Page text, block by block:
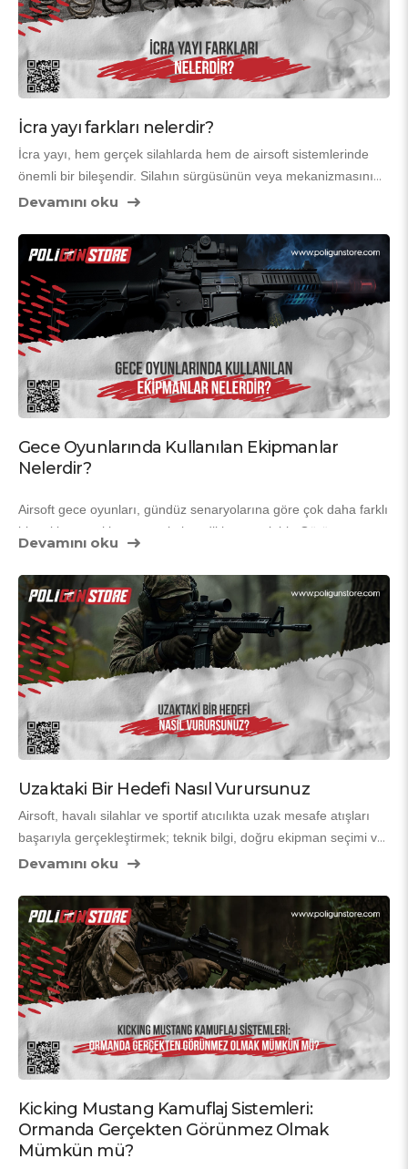
İcra yayı farkları nelerdir?
İcra yayı, hem gerçek silahlarda hem de airsoft sistemlerinde
önemli bir bileşendir. Silahın sürgüsünün veya mekanizmasının
doğru şekilde çalışmasını sağlar. Atış sırasında oluşan geri
sistemin güvenilir şekilde döngü yapmasına yardımcı olur.
Airsoft kullanıcıları için ise performans değişikliklerinde, geri
tepme hissinde ve dayanıklılıkta icra yayının seçimi oldukça
belirleyicidir.
Devamını oku
Gece Oyunlarında Kullanılan Ekipmanlar
Nelerdir?
Airsoft gece oyunları, gündüz senaryolarına göre çok daha farklı
bir yaklaşım, ekipman seçimi ve dikkat gerektirir. Görüş
ihtimalinin yükselmesi nedeniyle oyuncuların doğru ekipmanlarla
sahaya çıkması büyük önem taşır.
Gece oyunlarında kullanılan ekipmanlar, hem güvenliği artırır
hem de oyunculara stratejik avantaj sağlar.
Aşağıda, gece oyunlarında en çok tercih edilen ve performansı
doğrudan etkileyen ekipmanları bulabilirsiniz.
Devamını oku
Uzaktaki Bir Hedefi Nasıl Vurursunuz
Airsoft, havalı silahlar ve sportif atıcılıkta uzak mesafe atışları
başarıyla gerçekleştirmek; teknik bilgi, doğru ekipman seçimi ve
düzenli pratik gerektirir. Uzak bir hedefi vurmak, yalnızca tetiğe
duruş tekniği ve optik ayarları gibi birçok değişken sonucu
doğrudan etkiler. Bu nedenle uzak mesafe atışları, doğru
yöntemler uygulandığında geliştirilebilir bir beceridir.
Devamını oku
Kicking Mustang Kamuflaj Sistemleri:
Ormanda Gerçekten Görünmez Olmak
Mümkün mü?